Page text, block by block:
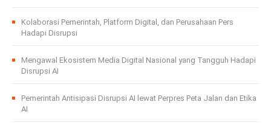
Kolaborasi Pemerintah, Platform Digital, dan Perusahaan Pers
Hadapi Disrupsi
Mengawal Ekosistem Media Digital Nasional yang Tangguh Hadapi
Disrupsi AI
Pemerintah Antisipasi Disrupsi AI lewat Perpres Peta Jalan dan Etika
AI